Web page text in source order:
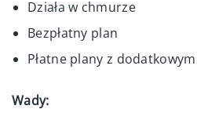
Działa w chmurze
Bezpłatny plan
Płatne plany z
Wady: